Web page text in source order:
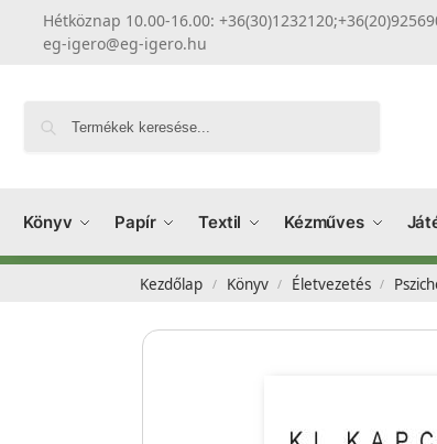
Hétköznap 10.00-16.00:
eg-igero@eg-igero.hu
Könyv Papír Textil Kézműves
Kezdőlap / Könyv / Életvezetés /